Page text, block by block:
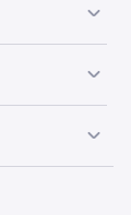
」按鈕。然
」。